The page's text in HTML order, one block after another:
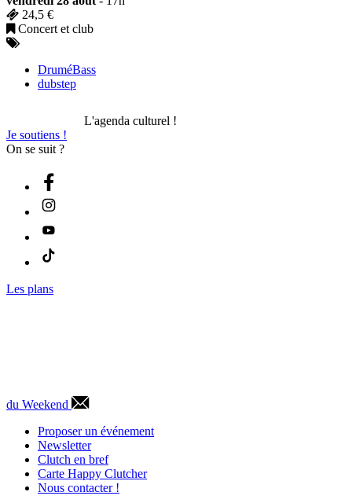
24,5 €
Concert et club
DruméBass
dubstep
L'agenda culturel !
Je soutiens !
On se suit ?
Les plans
du Weekend
Proposer un événement
Newsletter
Clutch en bref
Carte Happy Clutcher
Nous contacter !